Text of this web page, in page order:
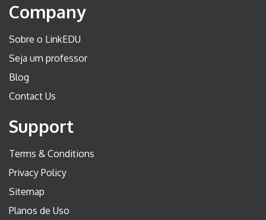
Company
Sobre o LinkEDU
Seja um professor
Blog
Contact Us
Support
Terms & Conditions
Privacy Policy
Sitemap
Planos de Uso